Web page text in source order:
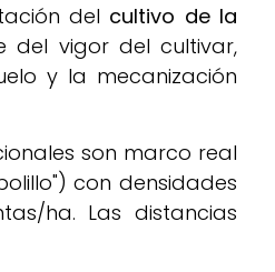
del cultivo de la
del vigor del cultivar,
y la mecanización
son marco real
con densidades
ha. Las distancias